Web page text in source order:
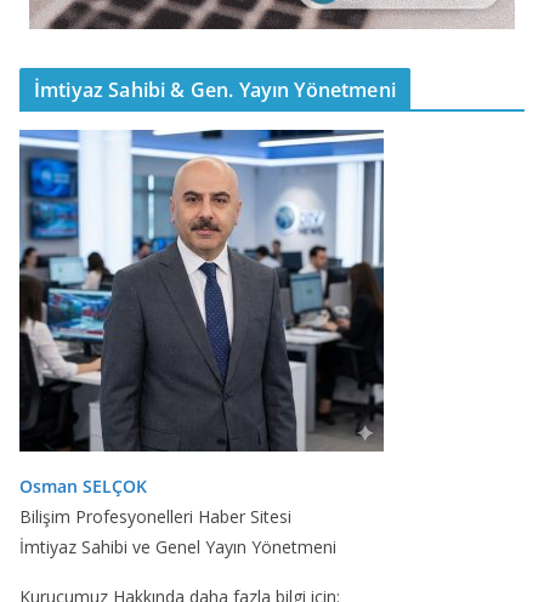
İmtiyaz Sahibi & Gen. Yayın Yönetmeni
Osman SELÇOK
Bilişim Profesyonelleri Haber Sitesi
İmtiyaz Sahibi ve Genel Yayın Yönetmeni
Kurucumuz Hakkında daha fazla bilgi için: